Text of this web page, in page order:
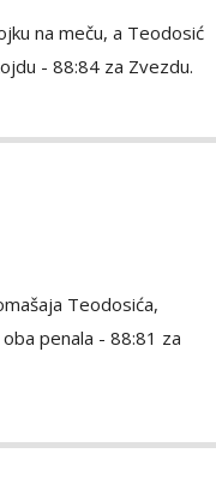
na meču, a Teodosić
- 88:84 za Zvezdu.
Teodosića,
penala - 88:81 za